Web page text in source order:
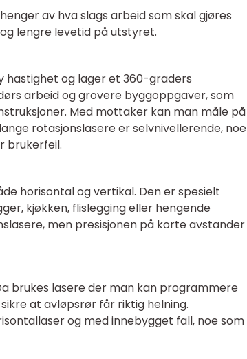
av hva slags arbeid som skal gjøres
lengre levetid på utstyret.
hastighet og lager et 360-graders
arbeid og grovere byggoppgaver, som
Med mottaker kan man måle på
rotasjonslasere er selvnivellerende, noe
brukerfeil.
horisontal og vertikal. Den er spesielt
kjøkken, flislegging eller hengende
men presisjonen på korte avstander
brukes lasere der man kan programmere
at avløpsrør får riktig helning.
og med innebygget fall, noe som